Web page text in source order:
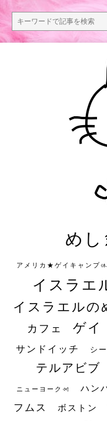
めし
アメリカ★ゲイキャンプ体
イスラエ
イスラエルの
カフェ ゲイ
サンドイッチ シ
テルアビブ
ニューヨーク州 ハン
フムス ボストン